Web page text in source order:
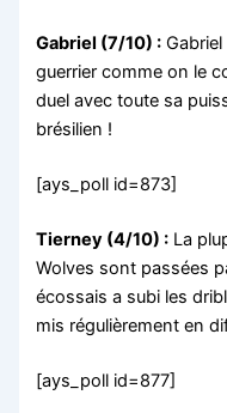
Gabriel (7/10) :
guerrier comme on le
duel avec toute sa
brésilien !
[ays_poll id=873]
Tierney (4/10) : La
Wolves sont passées
écossais a subi les
mis régulièrement en
[ays_poll id=877]